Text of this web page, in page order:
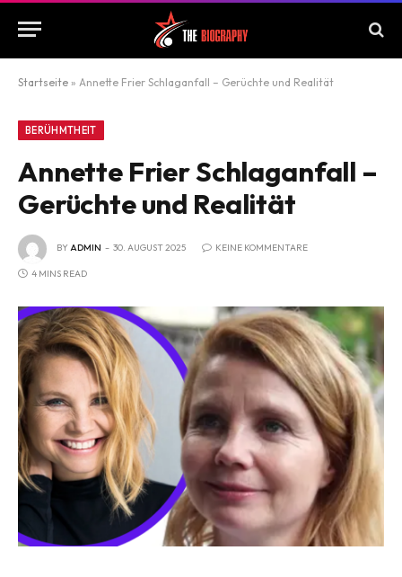
Startseite » Annette Frier Schlaganfall – Gerüchte und Realität
BERÜHMTHEIT
Annette Frier Schlaganfall –
Gerüchte und Realität
BYADMIN 30. AUGUST 2025 KEINE KOMMENTARE
4 MINS READ